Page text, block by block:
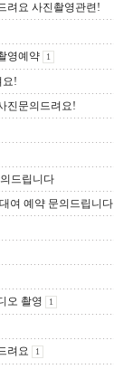
려요 사진촬영관련!
영예약 1
요!
진문의드려요!
드립니다
여 예약 문의드립니다
오 촬영 1
려요 1